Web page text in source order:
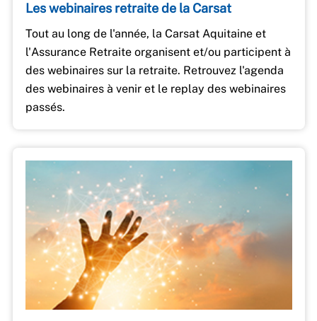
Les webinaires retraite de la Carsat
Tout au long de l'année, la Carsat Aquitaine et
l'Assurance Retraite organisent et/ou participent à
des webinaires sur la retraite. Retrouvez l'agenda
des webinaires à venir et le replay des webinaires
passés.